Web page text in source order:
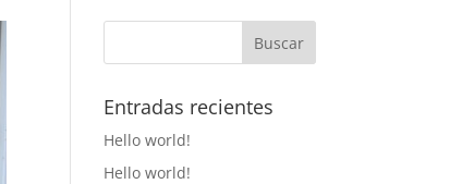
Entradas recientes
Hello world!
Hello world!